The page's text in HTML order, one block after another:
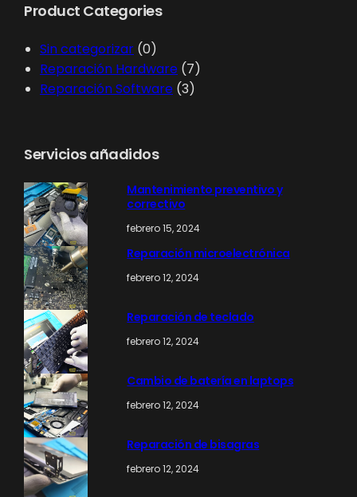
a
Product Categories
Sin categorizar 00
p
r
u
t
o
s
Reparación Hardware 77
c
o
s
Reparación Software 33
u
t
o
Servicios añadidos
Mantenimiento preventivo y
correctivo
febrero 15, 2024
Reparación microelectrónica
febrero 12, 2024
Reparación de teclado
febrero 12, 2024
Cambio de batería en laptops
febrero 12, 2024
Reparación de bisagras
febrero 12, 2024